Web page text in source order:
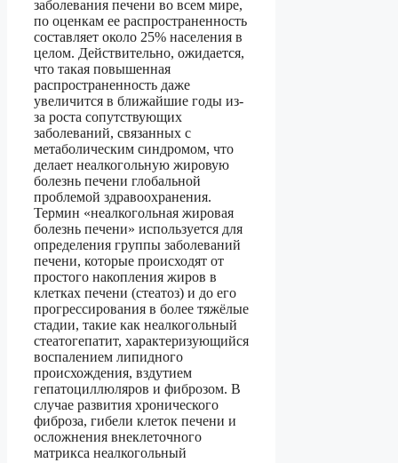
заболевания печени во всем мире,
по оценкам ее распространенность
составляет около 25% населения в
целом. Действительно, ожидается,
что такая повышенная
распространенность даже
увеличится в ближайшие годы из-
за роста сопутствующих
заболеваний, связанных с
метаболическим синдромом, что
делает неалкогольную жировую
болезнь печени глобальной
проблемой здравоохранения.
Термин «неалкогольная жировая
болезнь печени» используется для
определения группы заболеваний
печени, которые происходят от
простого накопления жиров в
клетках печени (стеатоз) и до его
прогрессирования в более тяжёлые
стадии, такие как неалкогольный
стеатогепатит, характеризующийся
воспалением липидного
происхождения, вздутием
гепатоциллюляров и фиброзом. В
случае развития хронического
фиброза, гибели клеток печени и
осложнения внеклеточного
матрикса неалкогольный